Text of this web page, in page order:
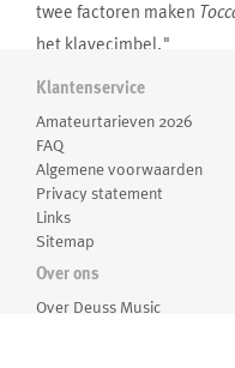
twee factoren maken
het klavecimbel."
-Klaas de Vries
Klantenservice
Amateurtarieven 2026
FAQ
Algemene voorwaarden
Privacy statement
Links
Sitemap
Over ons
Over Deuss Music